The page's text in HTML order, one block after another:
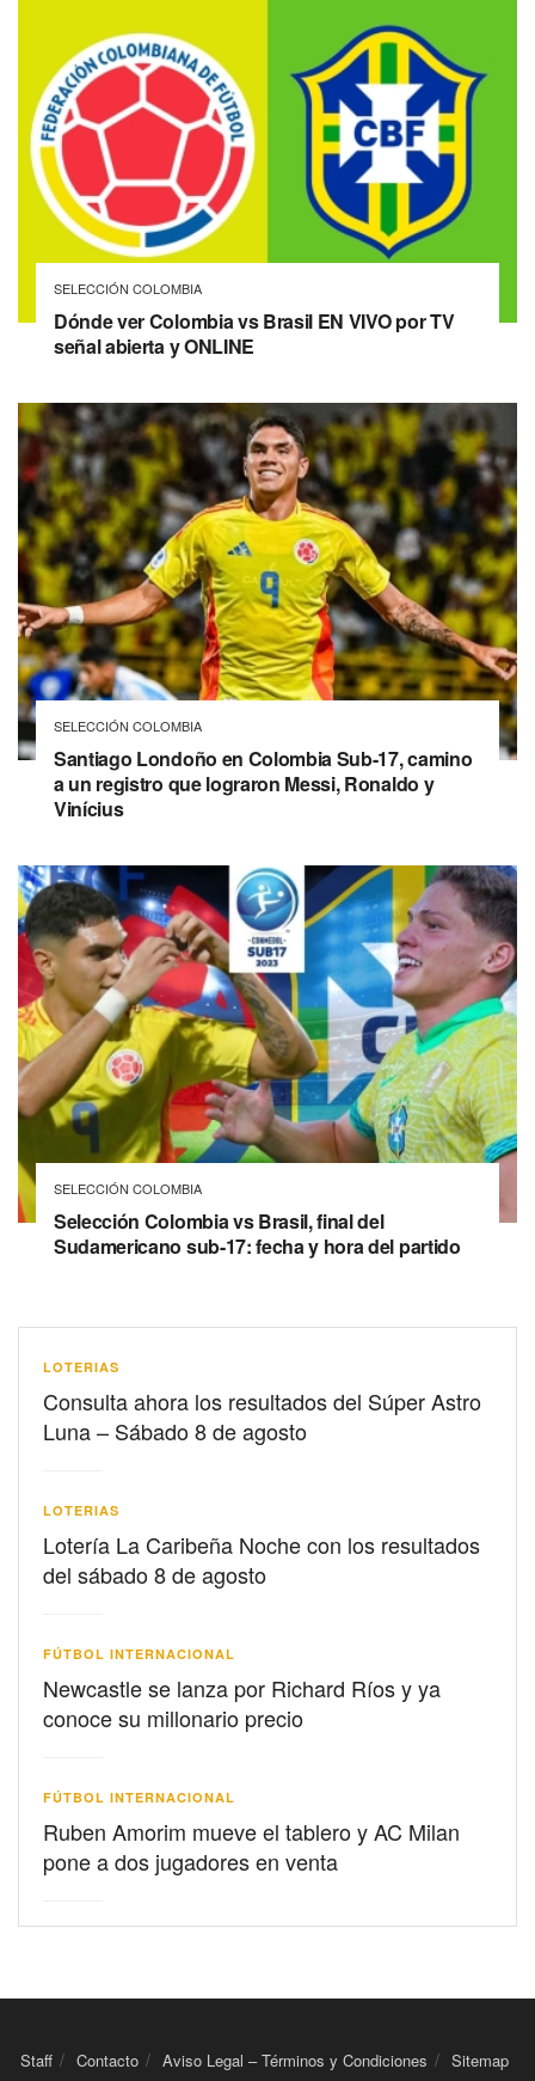
SELECCIÓN COLOMBIA
Dónde ver Colombia vs Brasil EN VIVO por TV
señal abierta y ONLINE
SELECCIÓN COLOMBIA
Santiago Londoño en Colombia Sub-17, camino
a un registro que lograron Messi, Ronaldo y
Vinícius
SELECCIÓN COLOMBIA
Selección Colombia vs Brasil, final del
Sudamericano sub-17: fecha y hora del partido
LOTERIAS
Consulta ahora los resultados del Súper Astro
Luna – Sábado 8 de agosto
LOTERIAS
Lotería La Caribeña Noche con los resultados
del sábado 8 de agosto
FÚTBOL INTERNACIONAL
Newcastle se lanza por Richard Ríos y ya
conoce su millonario precio
FÚTBOL INTERNACIONAL
Ruben Amorim mueve el tablero y AC Milan
pone a dos jugadores en venta
Staff Contacto Aviso Legal – Términos y Condiciones Sitemap